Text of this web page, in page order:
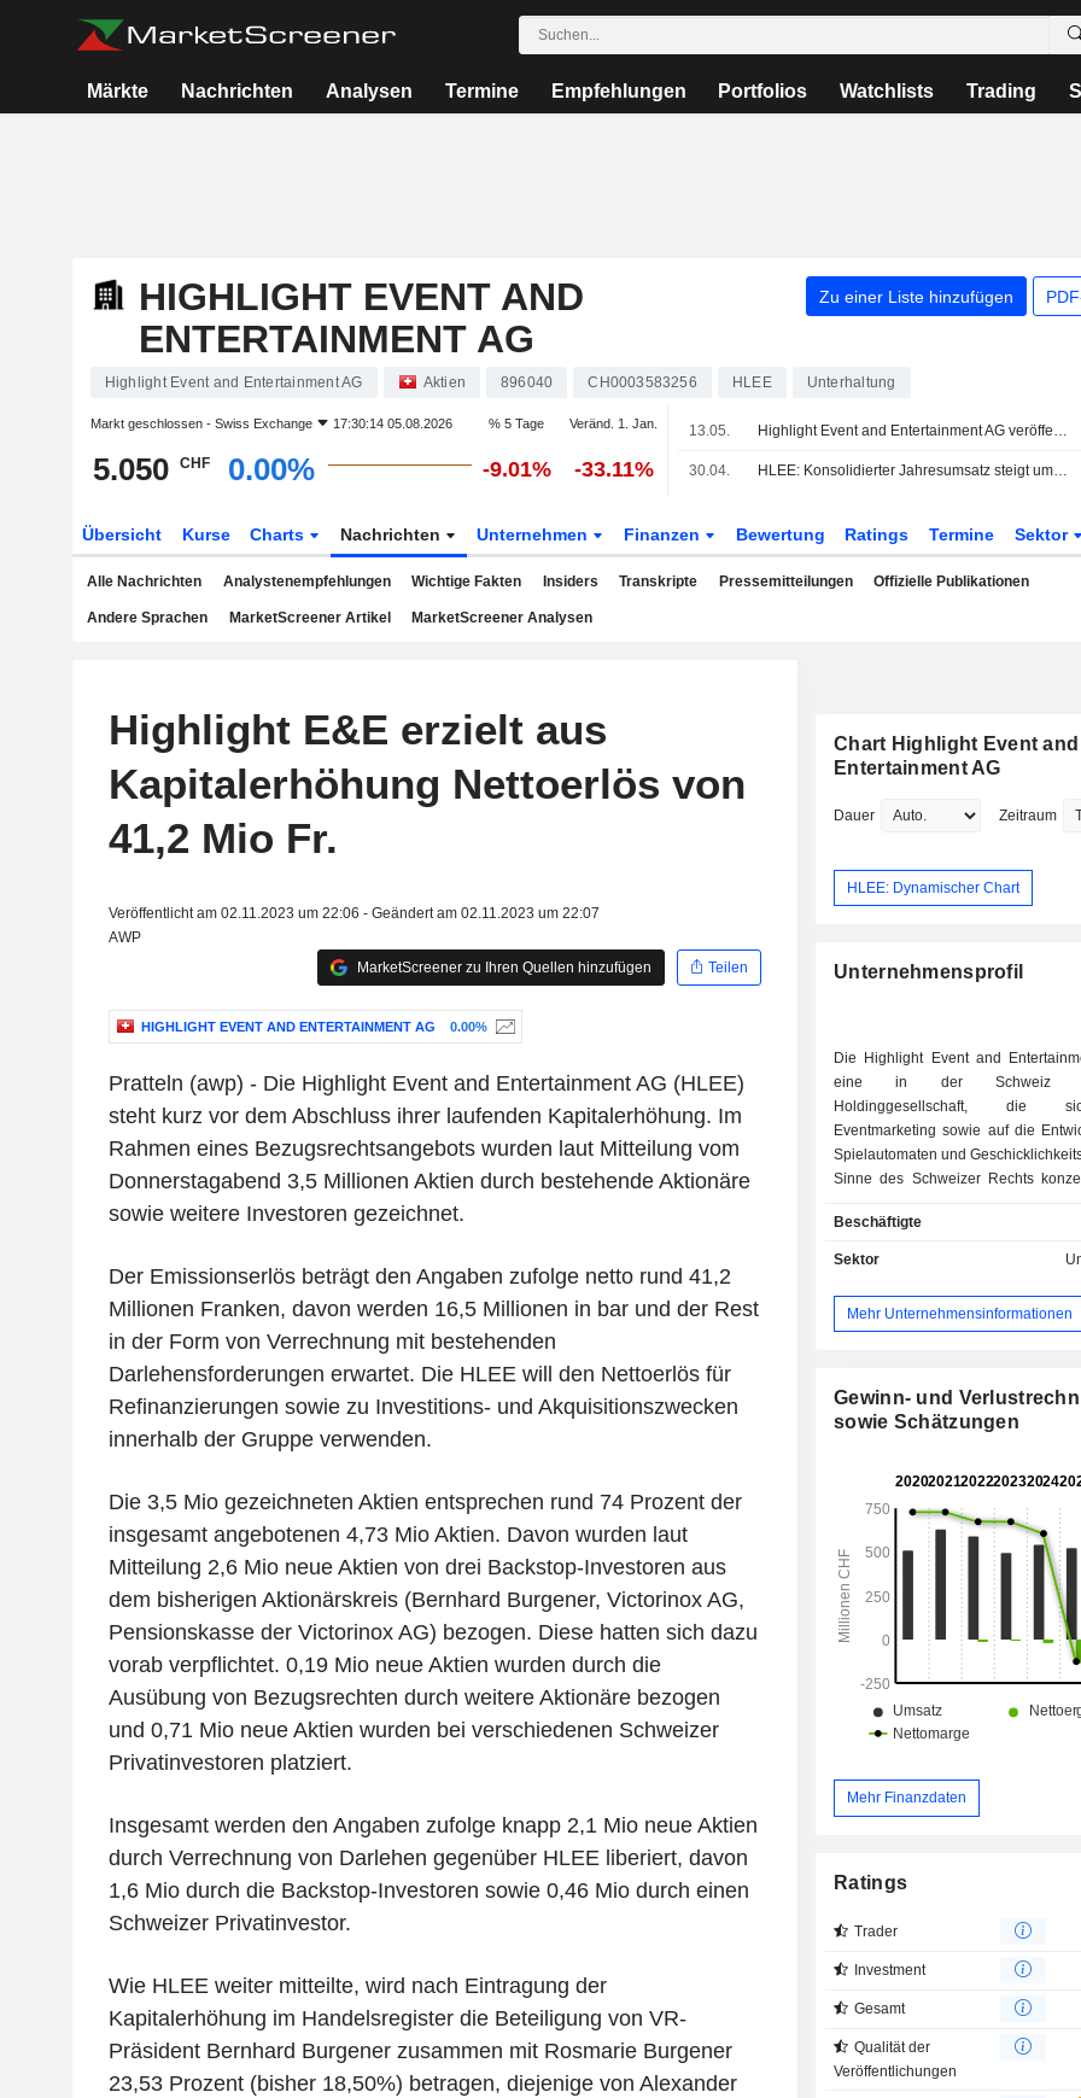
Märkte Nachrichten Analysen Termine Empfehlungen Portfolios Watchlists Trading
HIGHLIGHT EVENT AND
ENTERTAINMENT AG
Zu einer Liste hinzufügen
Highlight Event and Entertainment AG Aktien 896040 CH0003583256 HLEE Unterhaltung
Markt geschlossen - Swiss Exchange 17:30:14 05.08.2026 % 5 Tage Veränd. 1. Jan.
5.050 CHF 0.00% -9.01% -33.11%
13.05. Highlight Event and Entertainment AG veröffentlicht Ergebniszahlen für das am 31. Dezember 2025 endende Geschäftsjahr
30.04. HLEE: Konsolidierter Jahresumsatz steigt um 2.0% auf 412.1 Mio. CHF
Übersicht Kurse Charts Nachrichten Unternehmen Finanzen Bewertung Ratings Termine Sektor
Alle Nachrichten Analystenempfehlungen Wichtige Fakten Insiders Transkripte Pressemitteilungen Offizielle Publikationen
Andere Sprachen MarketScreener Artikel MarketScreener Analysen
Highlight E&E erzielt aus
Kapitalerhöhung Nettoerlös von
41,2 Mio Fr.
Veröffentlicht am 02.11.2023 um 22:06 - Geändert am 02.11.2023 um 22:07
AWP
MarketScreener zu Ihren Quellen hinzufügen
Teilen
HIGHLIGHT EVENT AND ENTERTAINMENT AG 0.00%
Pratteln (awp) - Die Highlight Event and Entertainment AG (HLEE)
steht kurz vor dem Abschluss ihrer laufenden Kapitalerhöhung. Im
Rahmen eines Bezugsrechtsangebots wurden laut Mitteilung vom
Donnerstagabend 3,5 Millionen Aktien durch bestehende Aktionäre
sowie weitere Investoren gezeichnet.
Der Emissionserlös beträgt den Angaben zufolge netto rund 41,2
Millionen Franken, davon werden 16,5 Millionen in bar und der Rest
in der Form von Verrechnung mit bestehenden
Darlehensforderungen erwartet. Die HLEE will den Nettoerlös für
Refinanzierungen sowie zu Investitions- und Akquisitionszwecken
innerhalb der Gruppe verwenden.
Die 3,5 Mio gezeichneten Aktien entsprechen rund 74 Prozent der
insgesamt angebotenen 4,73 Mio Aktien. Davon wurden laut
Mitteilung 2,6 Mio neue Aktien von drei Backstop-Investoren aus
dem bisherigen Aktionärskreis (Bernhard Burgener, Victorinox AG,
Pensionskasse der Victorinox AG) bezogen. Diese hatten sich dazu
vorab verpflichtet. 0,19 Mio neue Aktien wurden durch die
Ausübung von Bezugsrechten durch weitere Aktionäre bezogen
und 0,71 Mio neue Aktien wurden bei verschiedenen Schweizer
Privatinvestoren platziert.
Insgesamt werden den Angaben zufolge knapp 2,1 Mio neue Aktien
durch Verrechnung von Darlehen gegenüber HLEE liberiert, davon
1,6 Mio durch die Backstop-Investoren sowie 0,46 Mio durch einen
Schweizer Privatinvestor.
Wie HLEE weiter mitteilte, wird nach Eintragung der
Kapitalerhöhung im Handelsregister die Beteiligung von VR-
Präsident Bernhard Burgener zusammen mit Rosmarie Burgener
23,53 Prozent (bisher 18,50%) betragen, diejenige von Alexander
Chart Highlight Event and
Entertainment AG
Dauer Zeitraum
HLEE: Dynamischer Chart
Unternehmensprofil
Die Highlight Event and
eine in der Schweiz
Holdinggesellschaft, die
Eventmarketing sowie auf die
Spielautomaten und
Sinne des Schweizer Rechts
exklusiv für Casinos
Unternehmen diversifiziert seine
und Geldspielautomaten. Im
Eventmarketing hält das
Philharmoniker. Zu den
Segmente Casino- und
unter der Marke Unidesa
Darüber hinaus bietet das
Dienstleistungen wie Support,
Wartung, Beratung und Schulung
Techniker an.
Beschäftigte
Sektor
Mehr Unternehmensinformationen
Gewinn- und
sowie Schätzungen
Mehr Finanzdaten
Ratings
Trader
Investment
Gesamt
Qualität der
Veröffentlichungen